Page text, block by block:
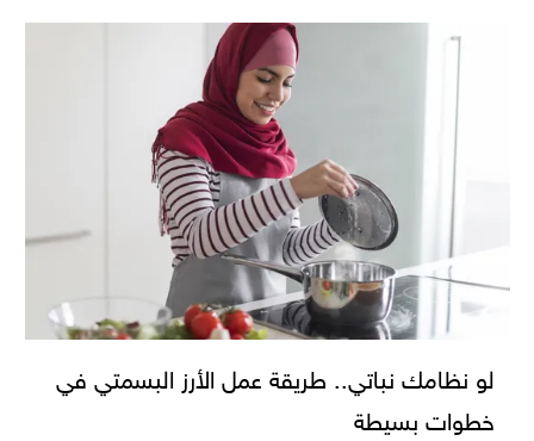
لو نظامك نباتي.. طريقة عمل الأرز البسمتي في
خطوات بسيطة